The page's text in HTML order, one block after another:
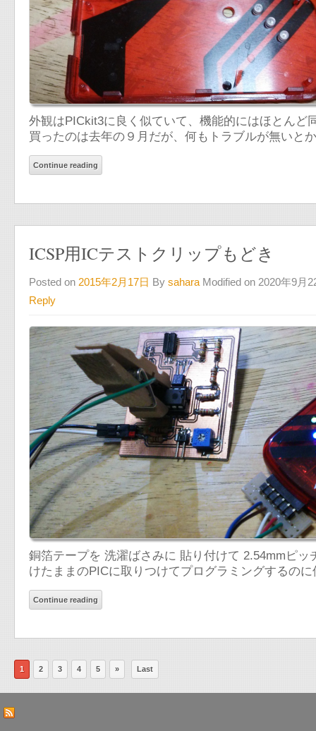
外観はPICkit3に良く似ていて、機能的にはほとんど
買ったのは去年の９月だが、何もトラブルが無いと
Continue reading
ICSP用ICテストクリップもどき
Posted on 2015年2月17日 By sahara Modified on 2020年9月
Reply
銅箔テープを 洗濯ばさみに 貼り付けて 2.54mmピ
けたままのPICに取りつけてプログラミングするの
Continue reading
1 2 3 4 5 » Last